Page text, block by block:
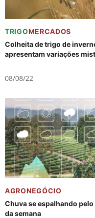
TRIGOMERCADOS
Colheita de trigo de
apresentam variações
08/08/22
AGRONEGÓCIO
Chuva se espalhando
da semana